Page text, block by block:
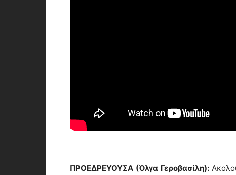
ΠΡΟΕΔΡΕΥΟΥΣΑ (Όλγα Γεροβασίλη):